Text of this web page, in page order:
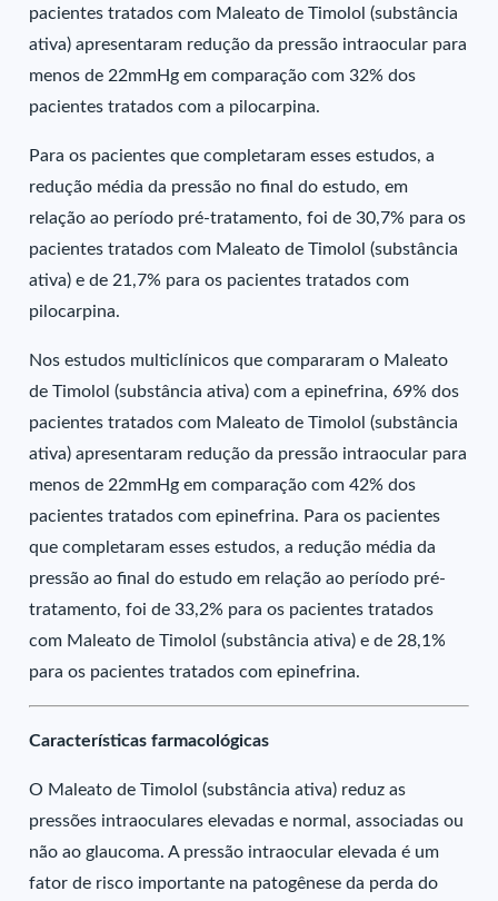
pacientes tratados com Maleato de Timolol (substância
ativa) apresentaram redução da pressão intraocular para
menos de 22mmHg em comparação com 32% dos
pacientes tratados com a pilocarpina.
Para os pacientes que completaram esses estudos, a
redução média da pressão no final do estudo, em
relação ao período pré-tratamento, foi de 30,7% para os
pacientes tratados com Maleato de Timolol (substância
ativa) e de 21,7% para os pacientes tratados com
pilocarpina.
Nos estudos multiclínicos que compararam o Maleato
de Timolol (substância ativa) com a epinefrina, 69% dos
pacientes tratados com Maleato de Timolol (substância
ativa) apresentaram redução da pressão intraocular para
menos de 22mmHg em comparação com 42% dos
pacientes tratados com epinefrina. Para os pacientes
que completaram esses estudos, a redução média da
pressão ao final do estudo em relação ao período pré-
tratamento, foi de 33,2% para os pacientes tratados
com Maleato de Timolol (substância ativa) e de 28,1%
para os pacientes tratados com epinefrina.
Características farmacológicas
O Maleato de Timolol (substância ativa) reduz as
pressões intraoculares elevadas e normal, associadas ou
não ao glaucoma. A pressão intraocular elevada é um
fator de risco importante na patogênese da perda do